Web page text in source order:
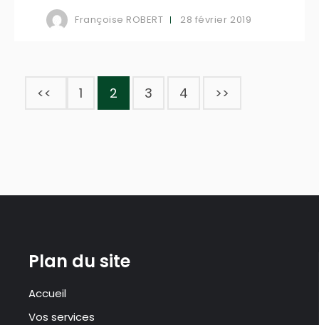
Françoise ROBERT 28 février 2019
<< 1 2 3 4 >>
Plan du site
Accueil
Vos services